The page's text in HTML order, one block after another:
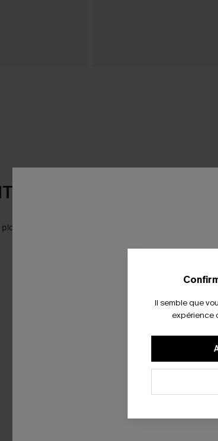
ACHETÉS ENSEMBLE
Il semble que
expérience